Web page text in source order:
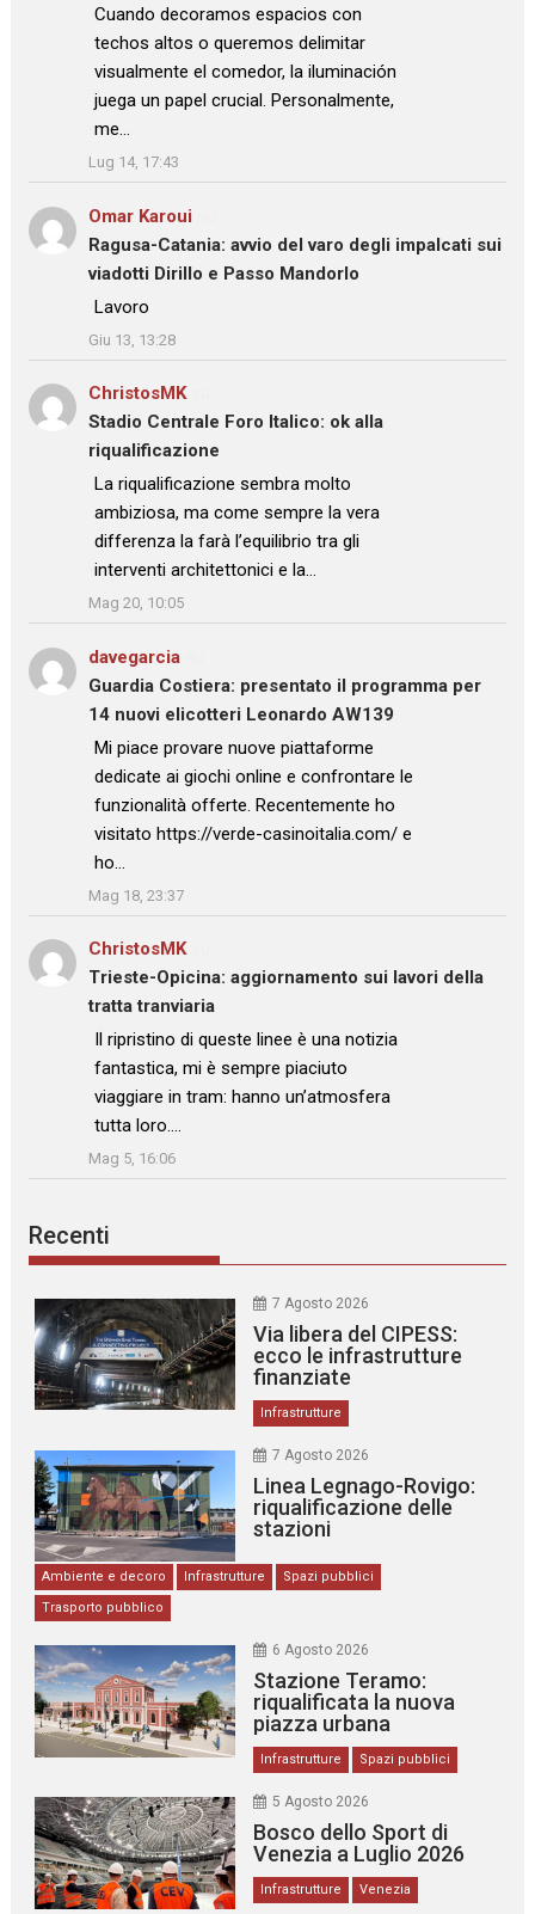
: “
Cuando decoramos espacios con
techos altos o queremos delimitar
visualmente el comedor, la iluminación
juega un papel crucial. Personalmente,
me…
”
Lug 14, 17:43
Omar Karoui
Ragusa-Catania: avvio del varo degli impalcati sui
viadotti Dirillo e Passo Mandorlo
: “Lavoro
”
Giu 13, 13:28
ChristosMKsu
Stadio Centrale Foro Italico: ok alla
riqualificazione
: “La riqualificazione sembra molto
ambiziosa, ma come sempre la vera
differenza la farà l’equilibrio tra gli
interventi architettonici e la…
”
Mag 20, 10:05
davegarcia
Guardia Costiera: presentato il programma per
14 nuovi elicotteri Leonardo AW139
: “
Mi piace provare nuove piattaforme
dedicate ai giochi online e confrontare le
funzionalità offerte. Recentemente ho
visitato https://verde-casinoitalia.com/ e
ho…
”
Mag 18, 23:37
ChristosMKsu
Trieste-Opicina: aggiornamento sui lavori della
tratta tranviaria
: “
Il ripristino di queste linee è una notizia
fantastica, mi è sempre piaciuto
viaggiare in tram: hanno un’atmosfera
tutta loro.…
”
Mag 5, 16:06
Recenti
7 Agosto 2026
Via libera del CIPESS:
ecco le infrastrutture
finanziate
Infrastrutture
7 Agosto 2026
Linea Legnago-Rovigo:
riqualificazione delle
stazioni
Ambiente e decoro Infrastrutture
Spazi pubblici
Trasporto pubblico
6 Agosto 2026
Stazione Teramo:
riqualificata la nuova
piazza urbana
Infrastrutture Spazi pubblici
5 Agosto 2026
Bosco dello Sport di
Venezia a Luglio 2026
Infrastrutture Venezia